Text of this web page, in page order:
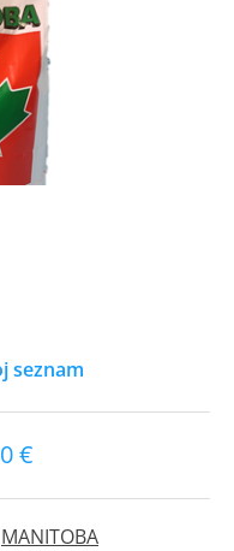
seznam
€
MANITOBA